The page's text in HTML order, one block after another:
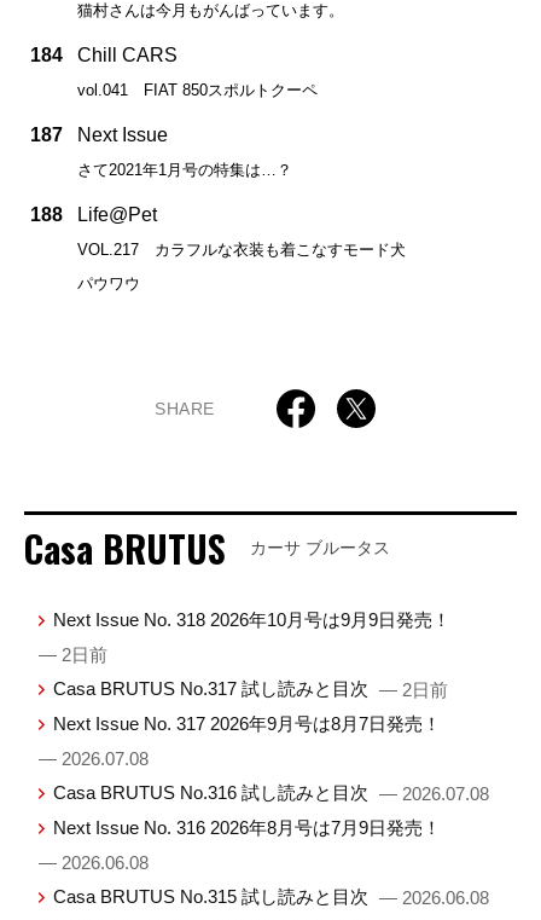
猫村さんは今月もがんばっています。
184 Chill CARS
vol.041 FIAT 850スポルトクーペ
187 Next Issue
さて2021年1月号の特集は…？
188 Life@Pet
VOL.217 カラフルな衣装も着こなすモード犬
パウワウ
SHARE
Casa BRUTUS カーサ ブルータス
Next Issue No. 318 2026年10月号は9月9日発売！
— 2日前
Casa BRUTUS No.317 試し読みと目次 — 2日前
Next Issue No. 317 2026年9月号は8月7日発売！
— 2026.07.08
Casa BRUTUS No.316 試し読みと目次 — 2026.07.08
Next Issue No. 316 2026年8月号は7月9日発売！
— 2026.06.08
Casa BRUTUS No.315 試し読みと目次 — 2026.06.08